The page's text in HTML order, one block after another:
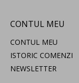
CONTUL MEU
CONTUL MEU
ISTORIC COMENZI
NEWSLETTER